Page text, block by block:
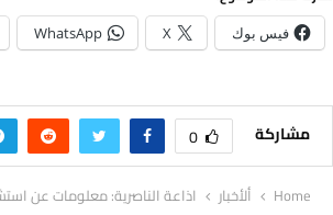
فيس بوك X
WhatsApp
مشاركة 0
Home ألأخبار اذاعة الناصرية: معلومات عن